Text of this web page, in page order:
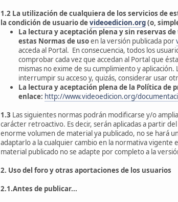
1.2 La utilización de cualquiera de los servicios de
la condición de usuario devideoedicion.org(o,
La lectura y aceptación plena y sin reservas
estas Normas de usoen la versión publicada por
acceda al Portal. En consecuencia, todos los
comprobar cada vez que accedan al Portal que
mismas no exime de su cumplimiento y
interrumpir su acceso y, quizás, considerar usar
La lectura y aceptación plena de la Política de
enlace: http://www.videoedicion.org/
1.3 Las siguientes normas podrán modificarse y/o
carácter retroactivo. Es decir, serán aplicadas a partir
enorme volumen de material ya publicado, no se hará
adaptarlo a la cualquier cambio en la normativa
material publicado no se adapte por completo a la
2. Uso del foro y otras aportaciones de los usuarios
2.1.Antes de publicar...